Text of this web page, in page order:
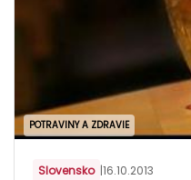
POTRAVINY A ZDRAVIE
Slovensko |16.10.2013